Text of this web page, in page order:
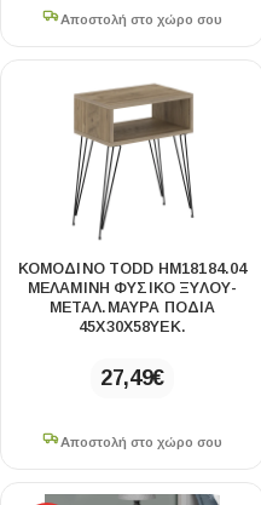
Αποστολή στο χώρο σου
ΚΟΜΟΔΙΝΟ TODD HM18184.04
ΜΕΛΑΜΙΝΗ ΦΥΣΙΚΟ ΞΥΛΟΥ-
ΜΕΤΑΛ.ΜΑΥΡΑ ΠΟΔΙΑ
45X30X58ΥΕΚ.
27,49€
Αποστολή στο χώρο σου